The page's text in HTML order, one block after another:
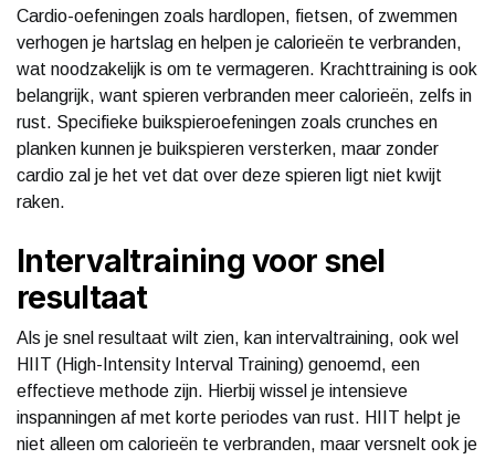
Cardio-oefeningen zoals hardlopen, fietsen, of zwemmen
verhogen je hartslag en helpen je calorieën te verbranden,
wat noodzakelijk is om te vermageren. Krachttraining is ook
belangrijk, want spieren verbranden meer calorieën, zelfs in
rust. Specifieke buikspieroefeningen zoals crunches en
planken kunnen je buikspieren versterken, maar zonder
cardio zal je het vet dat over deze spieren ligt niet kwijt
raken.
Intervaltraining voor snel
resultaat
Als je snel resultaat wilt zien, kan intervaltraining, ook wel
HIIT (High-Intensity Interval Training) genoemd, een
effectieve methode zijn. Hierbij wissel je intensieve
inspanningen af met korte periodes van rust. HIIT helpt je
niet alleen om calorieën te verbranden, maar versnelt ook je